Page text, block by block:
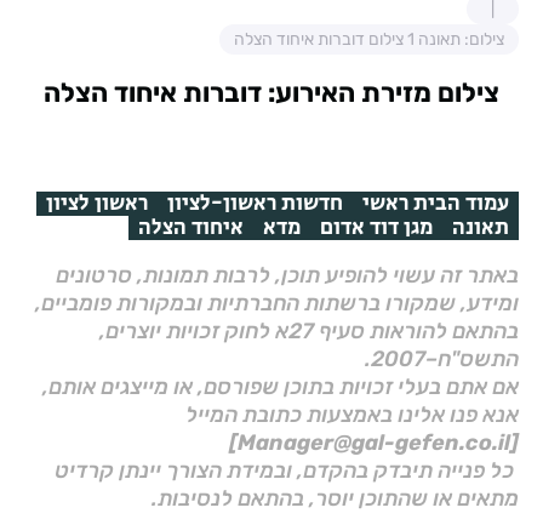
צילום: תאונה 1 צילום דוברות איחוד הצלה
צילום מזירת האירוע: דוברות איחוד הצלה
עמוד הבית ראשי חדשות ראשון-לציון ראשון לציון
תאונה מגן דוד אדום מדא איחוד הצלה
באתר זה עשוי להופיע תוכן, לרבות תמונות, סרטונים
ומידע, שמקורו ברשתות החברתיות ובמקורות פומביים,
בהתאם להוראות סעיף 27א לחוק זכויות יוצרים,
התשס"ח–2007.
אם אתם בעלי זכויות בתוכן שפורסם, או מייצגים אותם,
אנא פנו אלינו באמצעות כתובת המייל
[Manager@gal-gefen.co.il]
כל פנייה תיבדק בהקדם, ובמידת הצורך יינתן קרדיט
מתאים או שהתוכן יוסר, בהתאם לנסיבות.